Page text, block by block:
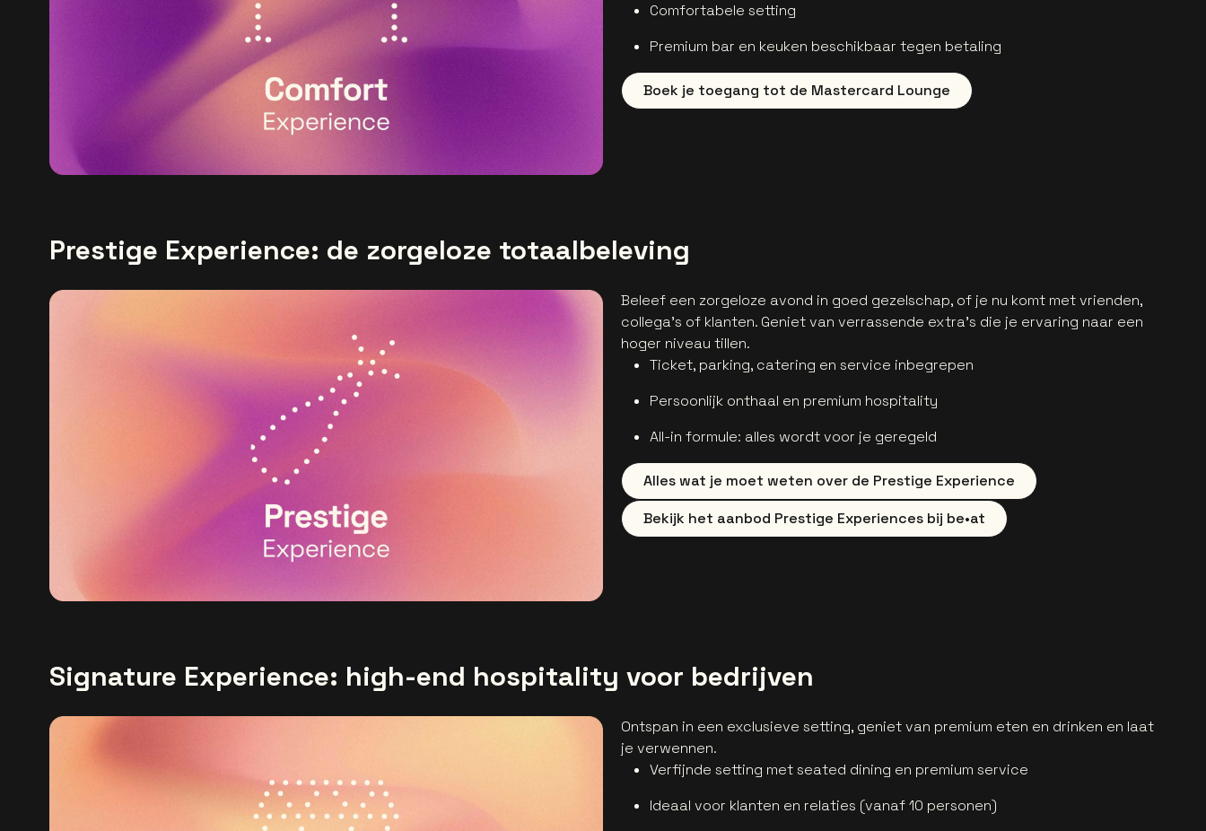
Comfortabele setting
Premium bar en keuken beschikbaar tegen betaling
Boek je toegang tot de Mastercard Lounge
Prestige Experience: de zorgeloze totaalbeleving
Beleef een zorgeloze avond in goed gezelschap, of je nu komt met vrienden,
collega’s of klanten. Geniet van verrassende extra’s die je ervaring naar een
hoger niveau tillen.
Ticket, parking, catering en service inbegrepen
Persoonlijk onthaal en premium hospitality
All-in formule: alles wordt voor je geregeld
Alles wat je moet weten over de Prestige Experience
Bekijk het aanbod Prestige Experiences bij be•at
Signature Experience: high-end hospitality voor bedrijven
Ontspan in een exclusieve setting, geniet van premium eten en drinken en laat
je verwennen.
Verfijnde setting met seated dining en premium service
Ideaal voor klanten en relaties (vanaf 10 personen)